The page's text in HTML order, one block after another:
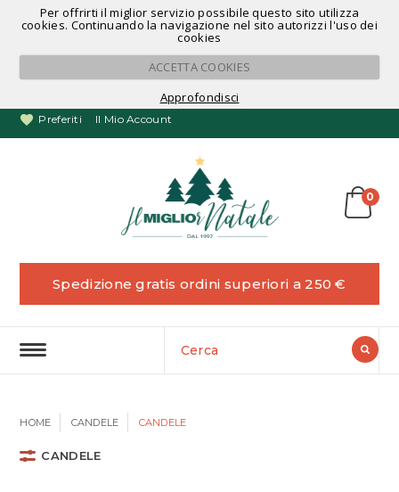
Per offrirti il miglior servizio possibile questo sito utilizza
cookies. Continuando la navigazione nel sito autorizzi l'uso dei
cookies
ACCETTA COOKIES
Approfondisci
Noleggio Alberi di Natale
Preferiti Il Mio Account
0
Spedizione gratis ordini superiori a 250 €
HOME CANDELE CANDELE
CANDELE